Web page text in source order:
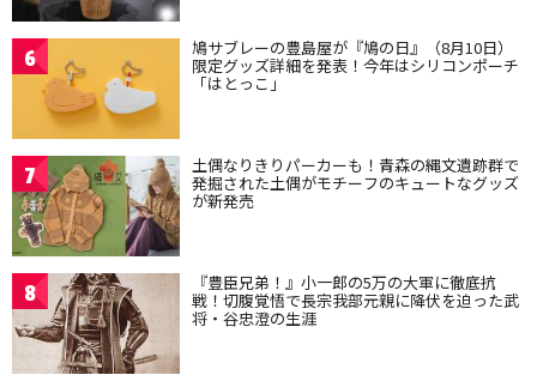
6 鳩サブレーの豊島屋が『鳩の日』（8月10日）
限定グッズ詳細を発表！今年はシリコンポーチ
「はとっこ」
7 土偶なりきりパーカーも！青森の縄文遺跡群で
発掘された土偶がモチーフのキュートなグッズ
が新発売
8 『豊臣兄弟！』小一郎の5万の大軍に徹底抗
戦！切腹覚悟で長宗我部元親に降伏を迫った武
将・谷忠澄の生涯